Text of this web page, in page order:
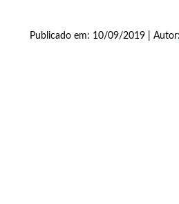
Publicado em: 10/09/2019 | Autor: